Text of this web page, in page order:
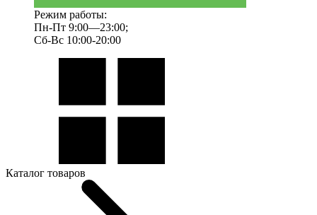
Режим работы:
Пн-Пт 9:00—23:00;
Сб-Вс 10:00-20:00
Каталог товаров